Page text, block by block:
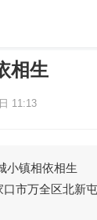
相生
11:13
镇相依相生
口市万全区北新